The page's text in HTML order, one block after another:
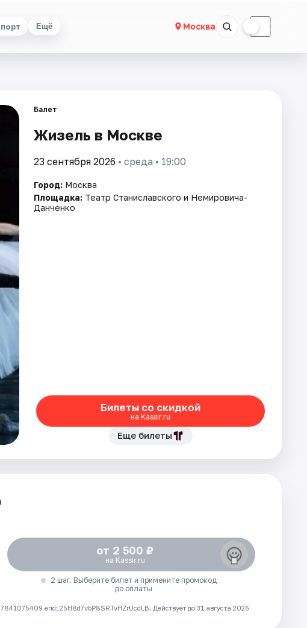
Ещё Москва ☾
Балет
Жизель в Москве
23 сентября 2026 • среда • 19:00
Город: Москва
Площадка: Театр Станиславского и Немировича-
Данченко
Билеты со скидкой
на Kassir.ru
Еще билеты
от 2 500 ₽
на Kassir.ru
2 шаг. Выберите билет и примените промокод
до оплаты
erid: 25H8d7vbP8SRTvHZrUcdLB. Действует до 31 августа 2026